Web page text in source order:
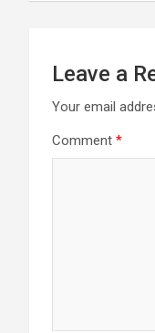
Leave a
Your email
Comment *